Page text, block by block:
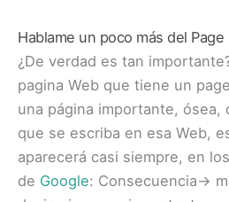
Hablame un poco más del Page
¿De verdad es tan
pagina Web que tiene un
una página importante, ósea,
que se escriba en esa Web,
aparecerá casi siempre, en
de Google: Consecuencia->